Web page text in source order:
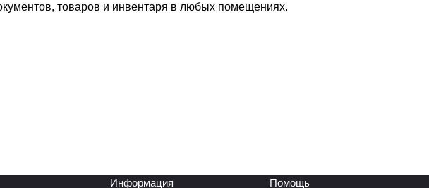
товаров и инвентаря в любых помещениях.
Информация Помощь